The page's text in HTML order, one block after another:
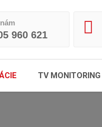
960 621
TV MONITORING